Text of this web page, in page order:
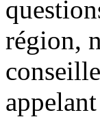
région,